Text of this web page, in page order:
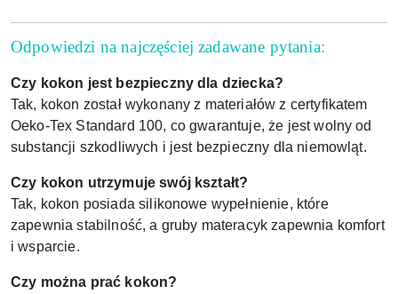
Odpowiedzi na najczęściej zadawane pytania:
Czy kokon jest bezpieczny dla dziecka?
Tak, kokon został wykonany z materiałów z certyfikatem
Oeko-Tex Standard 100, co gwarantuje, że jest wolny od
substancji szkodliwych i jest bezpieczny dla niemowląt.
Czy kokon utrzymuje swój kształt?
Tak, kokon posiada silikonowe wypełnienie, które
zapewnia stabilność, a gruby materacyk zapewnia komfort
i wsparcie.
Czy można prać kokon?